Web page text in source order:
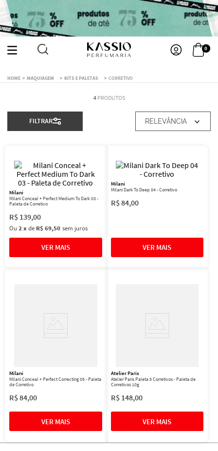
0
MAQUIAGEM KITS E PALETAS CORRETIVO
4 PRODUTOS
FILTRAR RELEVÂNCIA
Milani
Milani Conceal + Perfect Medium To Dark 03 -
Paleta de Corretivo
R$ 139,00
Ou 2xde R$ 69,50 sem juros
Milani
Milani Dark To Deep 04 - Corretivo
R$84,00
Milani
Milani Conceal + Perfect Correcting 05 - Paleta
de Corretivo
R$84,00
Atelier Paris
Atelier Paris Paleta 5 Corretivos - Paleta de
Corretivos 10g
R$ 148,00